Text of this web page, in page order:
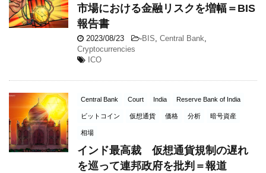
市場における金融リスクを増幅＝BIS
報告書
2023/08/23 -BIS Central Bank
Cryptocurrencies
ICO
Central Bank Court India Reserve Bank of India
ビットコイン 仮想通貨 価格 分析 暗号資産
相場
インド最高裁 仮想通貨規制の遅れ
を巡って連邦政府を批判＝報道